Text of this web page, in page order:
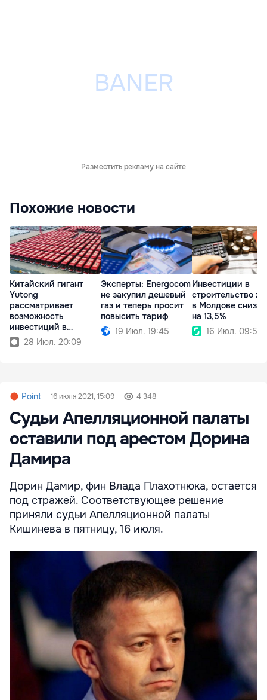
Разместить рекламу на сайте
Похожие новости
Китайский гигант
Yutong
рассматривает
возможность
инвестиций в
Республику Молдова
28 Июл. 20:09
Эксперты: Energocom
не закупил дешевый
газ и теперь просит
повысить тариф
19 Июл. 19:45
Инвестиции в
строительство
в Молдове
на 13,5%
16 Июл. 09:50
Point 16 июля 2021, 15:09 4 348
Судьи Апелляционной палаты
оставили под арестом Дорина
Дамира
Дорин Дамир, фин Влада Плахотнюка, остается
под стражей. Соответствующее решение
приняли судьи Апелляционной палаты
Кишинева в пятницу, 16 июля.